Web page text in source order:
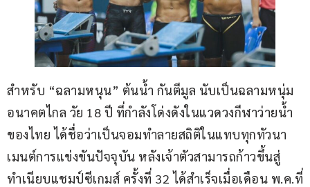
สำหรับ “ฉลามหนุน” ต้นน้ำ กันตีมูล นับเป็นฉลามหนุ่ม
อนาคตไกล วัย 18 ปี ที่กำลังโด่งดังในแวดวงกีฬาว่ายน้ำ
ของไทย ได้ชื่อว่าเป็นจอมทำลายสถิติในแทบทุกทัวนา
เมนต์การแข่งขันปัจจุบัน หลังเจ้าตัวสามารถก้าวขึ้นสู่
ทำเนียบแชมป์ซีเกมส์ ครั้งที่ 32 ได้สำเร็จเมื่อเดือน พ.ค.ที่